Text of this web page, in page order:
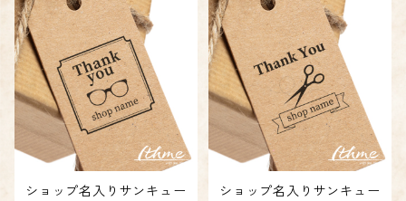
ショップ名入りサンキュー
ショップ名入りサンキュー